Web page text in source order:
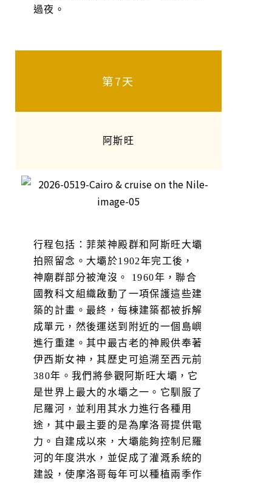
過夜。
第7天
阿斯旺
行程包括：菲萊神殿群和阿斯旺大壩
拍照留念。大壩於1902年完工後，
神廟群部分被淹沒。 1960年，聯合
國教科文組織啟動了一項保護這些建
築的計畫。最終，每棟建築都被拆解
成單元，然後運送到附近的一個島嶼
進行重建。其中最古老的神殿供奉著
伊西斯女神，其歷史可追溯至西元前
380年。我們將參觀阿斯旺大壩，它
是世界上最大的水壩之一。它馴服了
尼羅河，並利用其水力進行各種用
途，其中最主要的是為摩洛哥提供電
力。自建成以來，大壩能夠控制尼羅
河的年度洪水，並促成了灌溉系統的
建設，使摩洛哥每年可以種植兩季作